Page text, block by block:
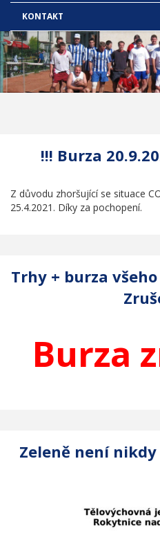
KONTAKT
!!! Burza
Z důvodu zhoršující se situace
25.4.2021. Díky za pochopení.
Trhy + burza všeho
Burza
Zeleně není nikdy